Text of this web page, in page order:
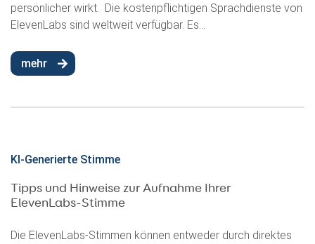
persönlicher wirkt. Die kostenpflichtigen Sprachdienste von
ElevenLabs sind weltweit verfügbar. Es...
mehr
KI-Generierte Stimme
Tipps und Hinweise zur Aufnahme Ihrer
ElevenLabs-Stimme
Die ElevenLabs-Stimmen können entweder durch direktes